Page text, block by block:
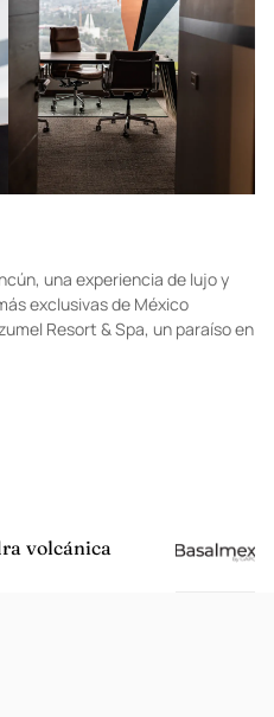
una experiencia de lujo y
exclusivas de México
Resort & Spa, un paraíso en
volcánica